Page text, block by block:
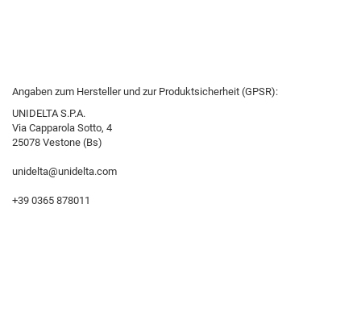
Angaben zum Hersteller und zur Produktsicherheit (GPSR):
UNIDELTA S.P.A.
Via Capparola Sotto, 4
25078 Vestone (Bs)
unidelta@unidelta.com
+39 0365 878011